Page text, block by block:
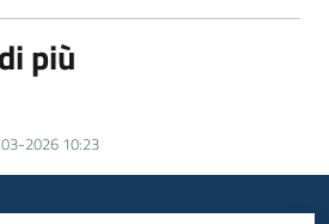
più
2026 10:23